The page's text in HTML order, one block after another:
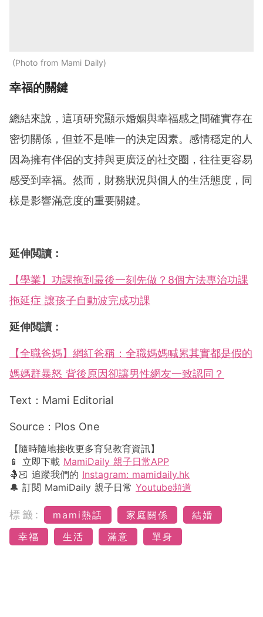
Photo from Mami Daily
幸福的關鍵
總結來說，這項研究顯示婚姻與幸福感之間確實存在
密切關係，但並不是唯一的決定因素。感情穩定的人
因為擁有伴侶的支持與更廣泛的社交圈，往往更容易
感受到幸福。然而，財務狀況與個人的生活態度，同
樣是影響滿意度的重要關鍵。
延伸閲讀：
【學業】功課拖到最後一刻先做？8個方法專治功課
拖延症 讓孩子自動波完成功課
延伸閲讀：
【全職爸媽】網紅爸稱：全職媽媽喊累其實都是假的
媽媽群暴怒 背後原因卻讓男性網友一致認同？
Text：Mami Editorial
Source：Plos One
【隨時隨地接收更多育兒教育資訊】
📱 立即下載 MamiDaily 親子日常APP
🤱🏻 追蹤我們的 Instagram: mamidaily.hk
🔔 訂閱 MamiDaily 親子日常 Youtube頻道
標籤: mami熱話 家庭關係
結婚
幸福
生活 滿意 單身